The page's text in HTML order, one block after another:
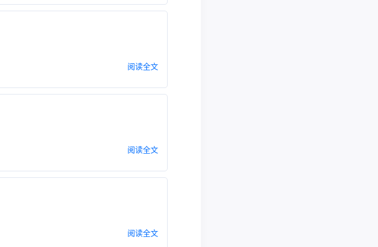
阅读全文
阅读全文
阅读全文